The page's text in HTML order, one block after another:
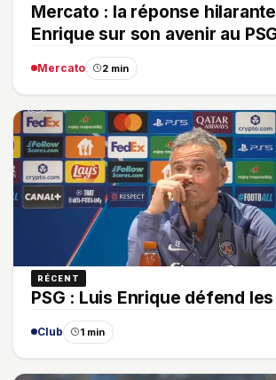
Mercato : la réponse
Enrique sur son avenir au
Mercato 2 min
RÉCENT
PSG : Luis Enrique défend
Club 1 min